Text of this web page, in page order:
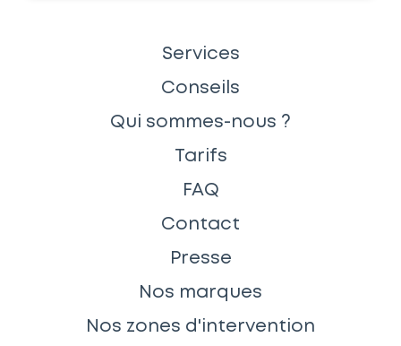
Services
Conseils
Qui sommes-nous ?
Tarifs
FAQ
Contact
Presse
Nos marques
Nos zones d'intervention